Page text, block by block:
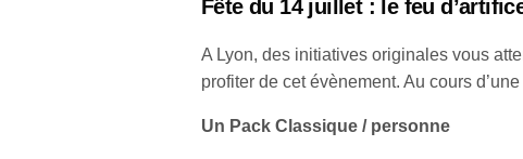
Fête du 14 juillet: le feu
A Lyon, des initiatives originales vous
profiter de cet évènement. Au cours
Un Pack Classique / personne